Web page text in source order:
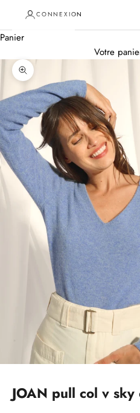
CONNEXION
Panier
Votre
Zoomer sur l'image
JOAN pull col v sky